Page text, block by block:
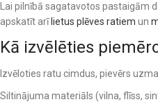
Lai pilnībā sagatavotos pastaigām
apskatīt arī lietus plēves ratiem un
Kā izvēlēties
Izvēloties ratu cimdus, pievērs
Siltinājuma materiāls (vilna, flīss,